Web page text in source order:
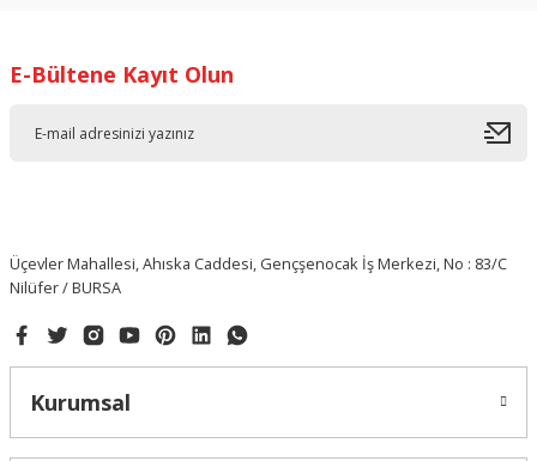
E-Bültene Kayıt Olun
Üçevler Mahallesi, Ahıska Caddesi, Gençşenocak İş Merkezi, No : 83/C
Nilüfer / BURSA
Kurumsal